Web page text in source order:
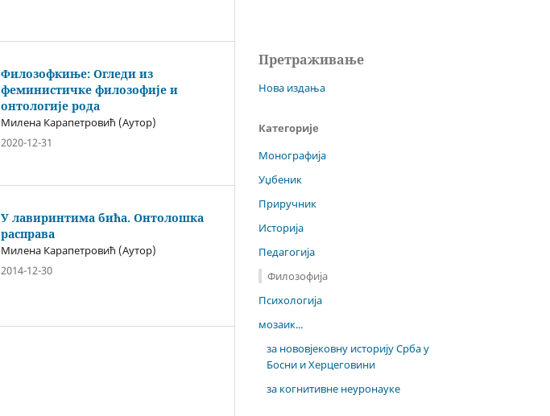
Филозофкиње: Огледи из
феминистичке филозофије и
онтологије рода
Милена Карапетровић (Аутор)
2020-12-31
У лавиринтима бића. Онтолошка
расправа
Милена Карапетровић (Аутор)
2014-12-30
Претраживање
Нова издања
Категорије
Монографија
Уџбеник
Приручник
Историја
Педагогија
Филозофија
Психологија
мозаик...
за нововјековну историју Срба у
Босни и Херцеговини
за когнитивне неуронауке